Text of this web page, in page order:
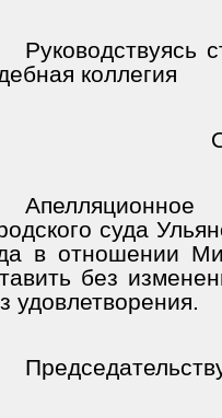
Руководствуясь
коллегия
суда
в отношении
без
удовлетворения.